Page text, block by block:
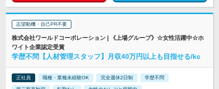
志望動機・自己PR不要
株式会社ワールドコーポレーション | 《上場グループ》☆女性活躍中☆ホ
ワイト企業認定受賞
学歴不問【人材管理スタッフ】月収40万円以上も目指せる/kc
正社員 職種・業種未経験OK 完全週休2日制 学歴不問